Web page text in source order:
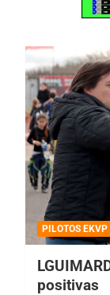
PILOTOS EKVP
positivas